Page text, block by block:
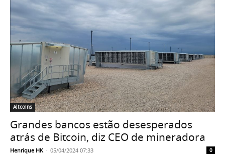
Altcoins
Grandes bancos estão desesperados
atrás de Bitcoin, diz CEO de mineradora
Henrique HK - 05/04/2024 07:33 0